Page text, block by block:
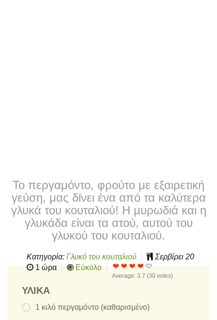
Το περγαμόντο, φρούτο με εξαιρετική
γεύση, μας δίνει ένα από τα καλύτερα
γλυκά του κουταλιού! Η μυρωδιά και η
γλυκάδα είναι τα ατού, αυτού του
γλυκού του κουταλιού.
Κατηγορία: Γλυκό του κουταλιού Σερβίρει 20
1 ώρα
Εύκολο
Average: 3.7 (30 votes)
ΥΛΙΚΆ
1 κιλό περγαμόντο (καθαρισμένο)